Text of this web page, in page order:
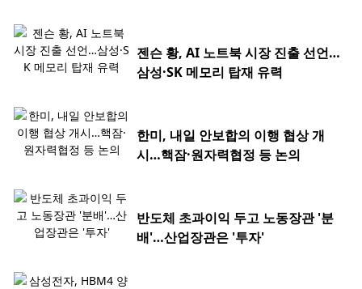
젠슨 황, AI 노트북 시장 진출 선언…
삼성·SK 메모리 탑재 유력
한미, 내일 안보합의 이행 협상 개
시…핵잠·원자력협정 등 논의
반도체 초과이익 두고 노동장관 '분
배'…산업장관은 '투자'